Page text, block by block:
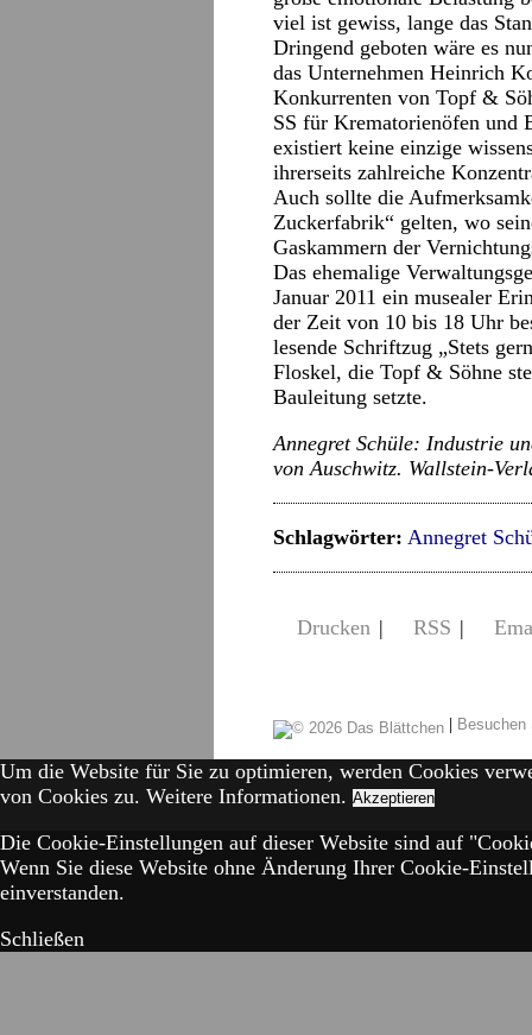
viel ist gewiss, lange das
Dringend geboten wäre es
das Unternehmen Heinrich
Konkurrenten von Topf &
SS für Krematorienöfen und
existiert keine einzige
ihrerseits zahlreiche
Auch sollte die
Zuckerfabrik“ gelten, wo
Gaskammern der
Das ehemalige
Januar 2011 ein musealer
der Zeit von 10 bis 18 Uhr
lesende Schriftzug „Stets
Floskel, die Topf & Söhne
Bauleitung setzte.
Annegret Schüle: Industrie
von Auschwitz. Wallstein-
Schlagwörter: Annegret
Drucken | RSS |
|
Um die Website für Sie zu optimieren, werden Cookies
von Cookies zu. Weitere Informationen. Akzeptieren
Die Cookie-Einstellungen auf dieser Website sind auf
Wenn Sie diese Website ohne Änderung Ihrer Cookie-
einverstanden.
Schließen